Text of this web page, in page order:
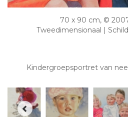
70 x 90 cm, ©
Tweedimensionaal |
Kindergroepsportret van